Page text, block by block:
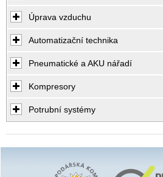
Úprava vzduchu
Automatizační technika
Pneumatické a AKU nářadí
Kompresory
Potrubní systémy